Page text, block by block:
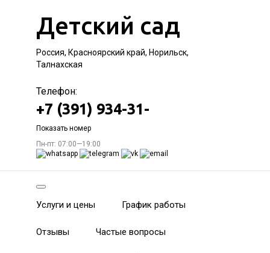
Детский сад
Россия, Красноярский край, Норильск,
Талнахская
Телефон:
+7 (391) 934-31-
Показать номер
Пн-пт: 07:00—19:00
Услуги и цены График работы
Отзывы Частые вопросы